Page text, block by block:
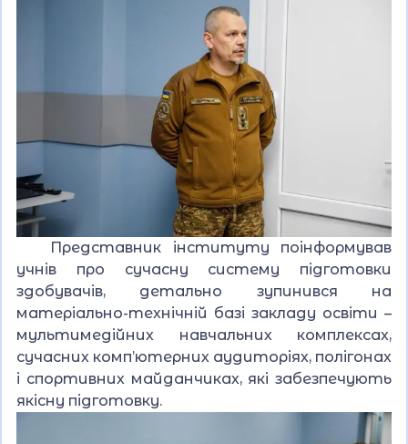
Представник інституту поінформував
учнів про сучасну систему підготовки
здобувачів, детально зупинився на
матеріально-технічній базі закладу освіти –
мультимедійних навчальних комплексах,
сучасних комп’ютерних аудиторіях, полігонах
і спортивних майданчиках, які забезпечують
якісну підготовку.